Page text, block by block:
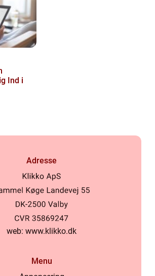
Ind i
Adresse
web: www.klikko.dk
Menu